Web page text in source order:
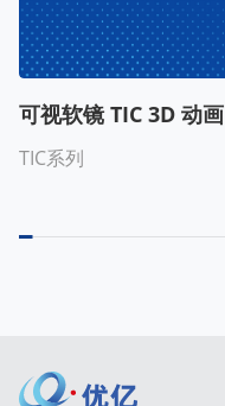
可视软镜 TIC 3D 动画
TIC系列